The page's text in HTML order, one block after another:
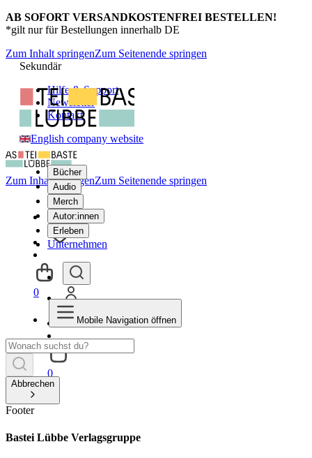
AB SOFORT VERSANDKOSTENFREI BESTELLEN!
*gilt nur für Bestellungen innerhalb DE
Zum Inhalt springenZum Seitenende springen
Sekundär
Hilfe & Support
Newsletter
Kontakt
English company website
Bücher
Audio
Merch
Autor:innen
Erleben
Unternehmen
0
Zum Inhalt springenZum Seitenende springen
0
Mobile Navigation öffnen
Abbrechen
Footer
Bastei Lübbe Verlagsgruppe